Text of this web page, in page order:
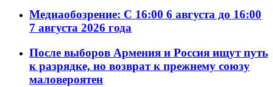
Медиаобозрение: С 16:00 6 августа до 16:00
7 августа 2026 года
После выборов Армения и Россия ищут путь
к разрядке, но возврат к прежнему союзу
маловероятен